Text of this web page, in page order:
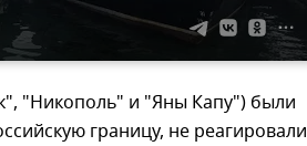
"Никополь" и "Яны Капу") были
границу, не реагировали